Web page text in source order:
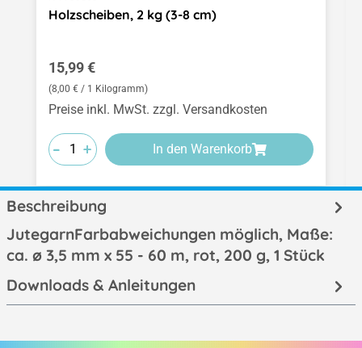
Holzscheiben, 2 kg (3-8 cm)
Regulärer Preis:
15,99 €
(8,00 € / 1 Kilogramm)
Preise inkl. MwSt. zzgl. Versandkosten
-
-
- +
+
+ In den Warenkorb
Beschreibung
JutegarnFarbabweichungen möglich, Maße:
ca. ø 3,5 mm x 55 - 60 m, rot, 200 g, 1 Stück
Downloads & Anleitungen